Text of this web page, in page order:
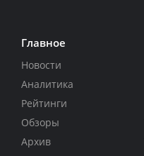
Главное
Новости
Аналитика
Рейтинги
Обзоры
Архив